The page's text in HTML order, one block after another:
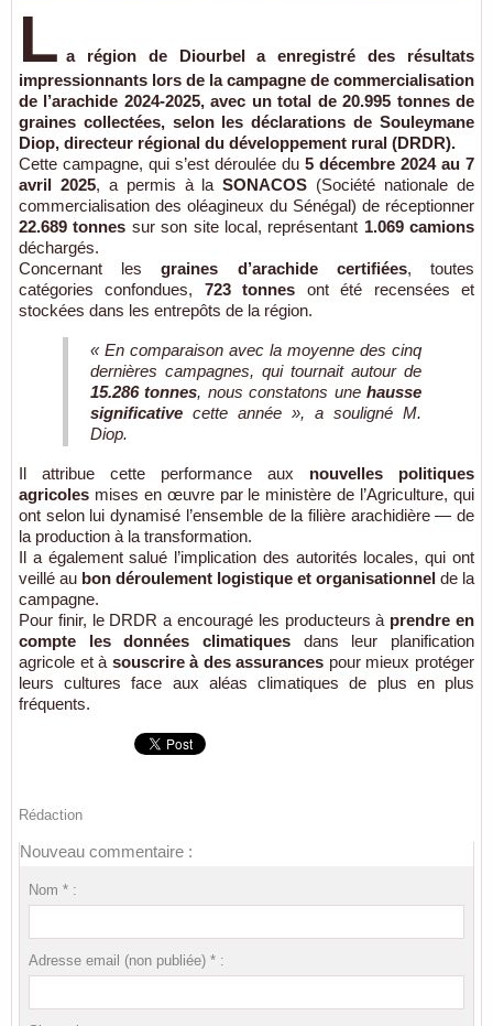
L a région de Diourbela enregistré des résultats
impressionnants lors de la campagne de commercialisation
de l’arachide 2024-2025, avec un total de20.995 tonnesde
graines collectées, selon les déclarations de Souleymane
Diop, directeur régional du développement rural (DRDR).
Cette campagne, qui s’est déroulée du 5 décembre 2024 au 7
avril 2025, a permis à laSONACOS (Société nationale de
commercialisation des oléagineux du Sénégal) de réceptionner
22.689 tonnes sur son site local, représentant 1.069 camions
déchargés.
Concernant lesgraines d’arachide certifiées, toutes
catégories confondues, 723 tonnes ont été recensées et
stockées dans les entrepôts de la région.
« En comparaison avec la moyenne des cinq
dernières campagnes, qui tournait autour de
15.286 tonnes, nous constatons unehausse
significative cette année », a souligné M.
Diop.
Il attribue cette performance aux nouvelles politiques
agricoles mises en œuvre par le ministère de l’Agriculture, qui
ont selon lui dynamisé l’ensemble de la filière arachidière — de
la production à la transformation.
Il a également salué l’implication des autorités locales, qui ont
veillé au bon déroulement logistique et organisationnel de la
campagne.
Pour finir, le DRDR a encouragé les producteurs à prendre en
compte les données climatiques dans leur planification
agricole et à souscrire à des assurances pour mieux protéger
leurs cultures face aux aléas climatiques de plus en plus
fréquents.
Rédaction
Nouveau commentaire :
Nom * :
Adresse email (non publiée) * :